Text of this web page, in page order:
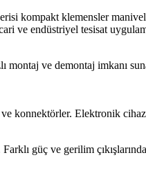
kompakt klemensler
ve endüstriyel tesisat
montaj ve demontaj imkanı
konnektörler. Elektronik
güç ve gerilim